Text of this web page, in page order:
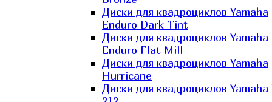
Диски для квадроциклов Yamaha
Enduro Dark Tint
Диски для квадроциклов Yamaha
Enduro Flat Mill
Диски для квадроциклов Yamaha
Hurricane
Диски для квадроциклов